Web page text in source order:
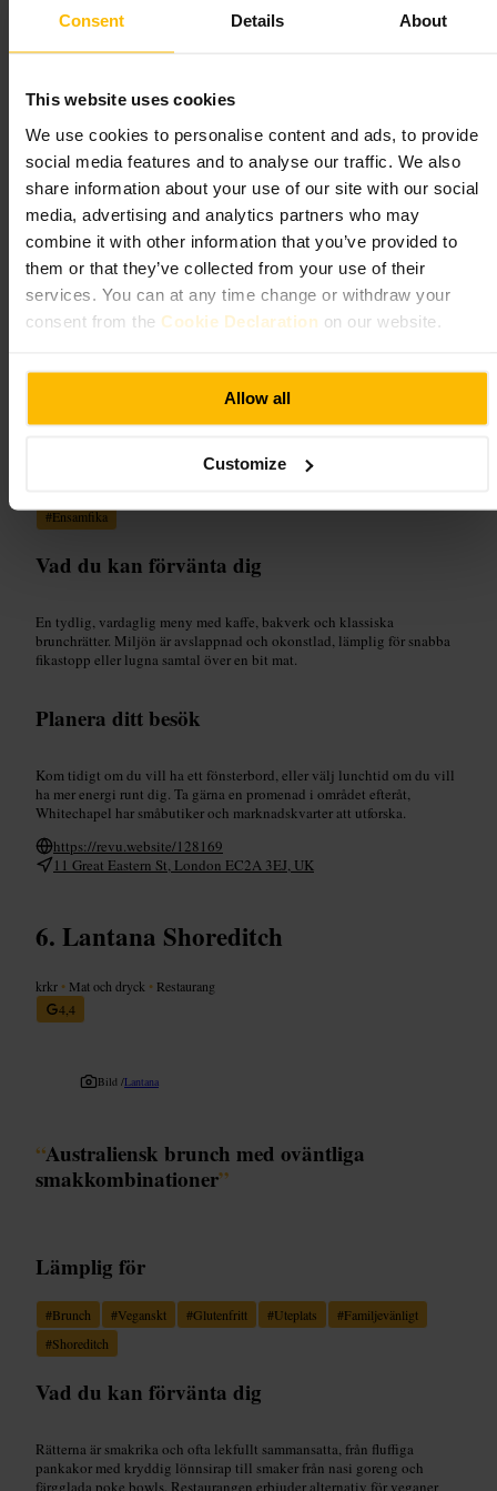
Consent Details About
This website uses cookies
We use cookies to personalise content and ads, to provide
social media features and to analyse our traffic. We also
share information about your use of our site with our social
media, advertising and analytics partners who may
combine it with other information that you’ve provided to
them or that they’ve collected from your use of their
services. You can at any time change or withdraw your
consent from the Cookie Declaration on our website.
Allow all
Customize
http://www.dulcecoffeeandkitchen.com/
Savoy Cafe & Kitchen
Mat och dryck•Caféer, kaffe och tesalonger•Café
4,6
4,5
“En avslappnad brunch- och fikapunkt i
#Ensamfika
Vad du kan förvänta dig
En tydlig, vardaglig meny med kaffe, bakverk och klassiska
brunchrätter. Miljön är avslappnad och okonstlad, lämplig för snabba
fikastopp eller lugna samtal över en bit mat.
Planera ditt besök
Kom tidigt om du vill ha ett fönsterbord, eller välj lunchtid om du vill
ha mer energi runt dig. Ta gärna en promenad i området efteråt,
Whitechapel har småbutiker och marknadskvarter att utforska.
https://revu.website/128169
11 Great Eastern St, London EC2A 3EJ, UK
Lantana Shoreditch
krkr • Mat och dryck • Restaurang
4,4
Bild /Lantana
“Australiensk brunch med oväntliga
smakkombinationer”
Lämplig för
#Brunch #Veganskt #Glutenfritt #Uteplats #Familjevänligt
#Shoreditch
Vad du kan förvänta dig
Rätterna är smakrika och ofta lekfullt sammansatta, från fluffiga
pankakor med kryddig lönnsirap till smaker från nasi goreng och
färgglada poke bowls. Restaurangen erbjuder alternativ för veganer